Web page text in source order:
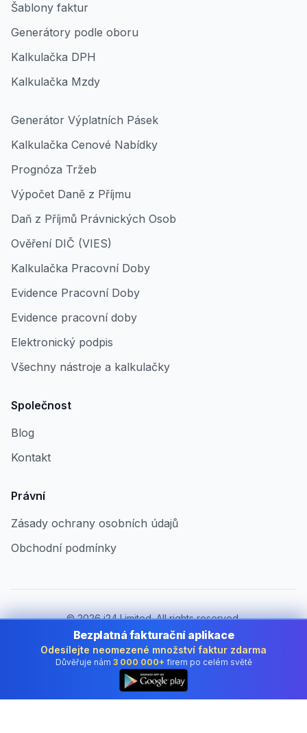
Šablony faktur
Generátory podle oboru
Kalkulačka DPH
Kalkulačka Mzdy
Generátor Výplatních Pásek
Kalkulačka Cenové Nabídky
Prognóza Tržeb
Výpočet Daně z Příjmu
Daň z Příjmů Právnických Osob
Ověření DIČ (VIES)
Kalkulačka Pracovní Doby
Evidence Pracovní Doby
Evidence pracovní doby
Elektronický podpis
Všechny nástroje a kalkulačky
Společnost
Blog
Kontakt
Právní
Zásady ochrany osobních údajů
Obchodní podmínky
©2026i24 Limited. All rights reserved.
Pro firmy v Czech Republic
Změnit zemi:
Czech Republic
Bezplatná fakturační aplikace
Odesílejte neomezené množství faktur zdarma
Důvěřuje nám 3 000 000+ firem po celém světě